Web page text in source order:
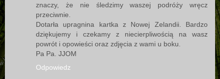
znaczy, że nie śledzimy waszej podróży wręcz
przeciwnie.
Dotarła upragnina kartka z Nowej Zelandii. Bardzo
dziękujemy i czekamy z niecierpliwością na wasz
powrót i opowieści oraz zdjęcia z wami u boku.
Pa Pa. JJOM
Odpowiedz